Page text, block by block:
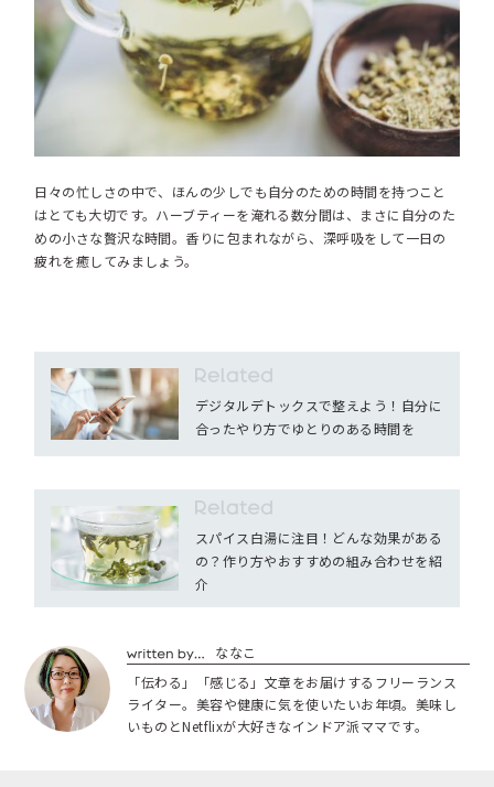
日々の忙しさの中で、ほんの少しでも自分のための時間を持つこと
はとても大切です。ハーブティーを淹れる数分間は、まさに自分のた
めの小さな贅沢な時間。香りに包まれながら、深呼吸をして一日の
疲れを癒してみましょう。
デジタルデトックスで整えよう！自分に
合ったやり方でゆとりのある時間を
スパイス白湯に注目！どんな効果がある
の？作り方やおすすめの組み合わせを紹
介
ななこ
「伝わる」「感じる」文章をお届けするフリーランス
ライター。美容や健康に気を使いたいお年頃。美味し
いものとNetflixが大好きなインドア派ママです。